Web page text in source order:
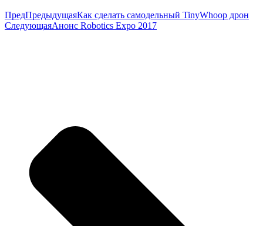
ПредПредыдущаяКак сделать самодельный TinyWhoop дрон
СледующаяАнонс Robotics Expo 2017